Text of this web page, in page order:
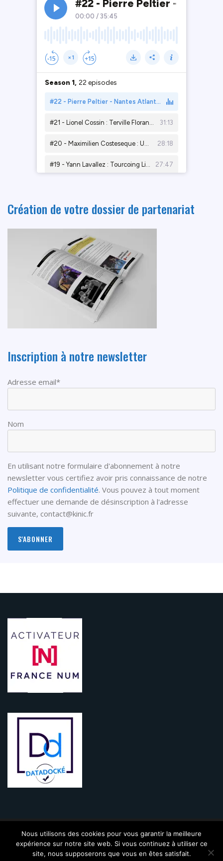
Création de votre dossier de partenariat
Inscription à notre newsletter
Adresse email*
Nom
En utilisant notre formulaire d'abonnement à notre
newsletter vous certifiez avoir pris connaissance de notre
Politique de confidentialité. Vous pouvez à tout moment
effectuer une demande de désinscription à l'adresse
suivante, contact@kinic.fr
KINIC - 2009-2021 - Tous droits réservés |Mentions légales|CGV
Politique de confidentialité |Contact
Nous utilisons des cookies pour vous garantir la meilleure
expérience sur notre site web. Si vous continuez à utiliser ce
site, nous supposerons que vous en êtes satisfait.